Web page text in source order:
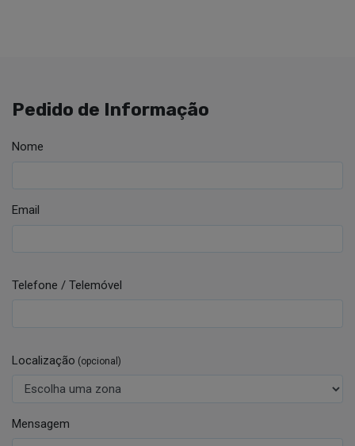
Pedido de Informação
Nome
Email
Telefone / Telemóvel
Localização (opcional)
Mensagem